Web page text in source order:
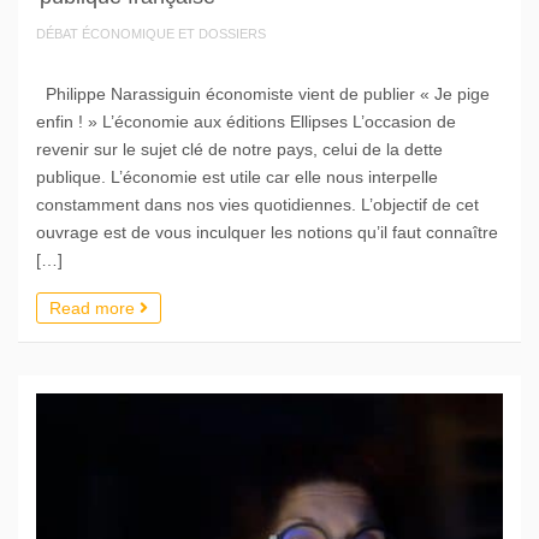
DÉBAT ÉCONOMIQUE ET DOSSIERS
Philippe Narassiguin économiste vient de publier « Je pige
enfin ! » L’économie aux éditions Ellipses L’occasion de
revenir sur le sujet clé de notre pays, celui de la dette
publique. L’économie est utile car elle nous interpelle
constamment dans nos vies quotidiennes. L’objectif de cet
ouvrage est de vous inculquer les notions qu’il faut connaître
[…]
Read more